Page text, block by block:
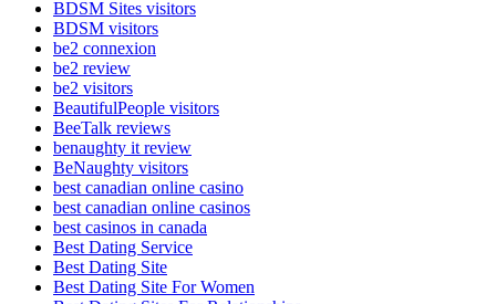
BDSM Sites visitors
BDSM visitors
be2 connexion
be2 review
be2 visitors
BeautifulPeople visitors
BeeTalk reviews
benaughty it review
BeNaughty visitors
best canadian online casino
best canadian online casinos
best casinos in canada
Best Dating Service
Best Dating Site
Best Dating Site For Women